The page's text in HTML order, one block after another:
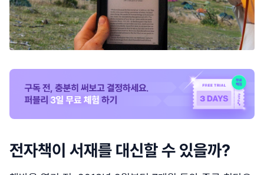
전자책이 서재를 대신할 수 있을까?